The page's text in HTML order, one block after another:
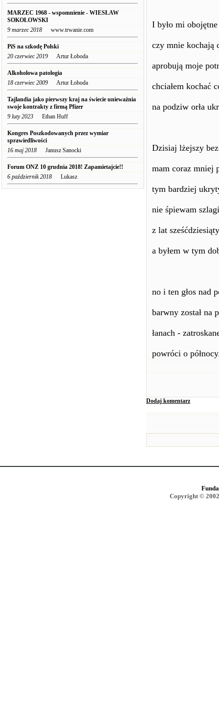
MARZEC 1968 - wspomnienie - WIESŁAW
SOKOŁOWSKI
9 marzec 2018 www.trwanie.com
PiS na szkodę Polski
20 czerwiec 2019 Artur Łoboda
Alkoholowa patologia
18 czerwiec 2009 Artur Łoboda
Tajlandia jako pierwszy kraj na świecie unieważnia
swoje kontrakty z firmą Pfizer
9 luty 2023 Ethan Huff
Kongres Poszkodowanych przez wymiar
sprawiedliwości
16 maj 2018 Janusz Sanocki
Forum ONZ 10 grudnia 2018! Zapamietajcie!!
6 październik 2018 Lukasz
I było mi obojętne
czy mnie kochają
aprobują moje
chciałem kochać
na podziw orła
Dzisiaj lżejszy
mam coraz mniej
tym bardziej
nie śpiewam
z lat
a byłem w tym
no i ten głos nad
barwny został na
łanach -
powróci o
Dodaj komentarz
Copyright ©